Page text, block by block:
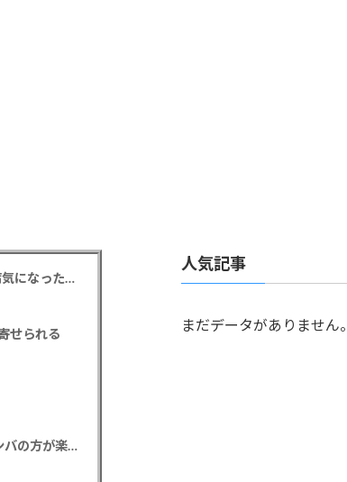
元フジ渡邊渚アナ PTSD公表への思いを明かす「無理解や差別は永遠に変わらない」「同じ病気になったことのない人間にはわからない」
せられる
松平健 「ミニオンズ＆モンスターズ」笑福亭鶴瓶、鈴木愛理らと「ミニおんど」披露も「サンバの方が楽」と本音
人気記事
まだデータがありません。